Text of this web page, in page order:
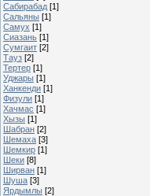
Сабирабад [1]
Сальяны [1]
Самух [1]
Сиазань [1]
Сумгаит [2]
Тауз [2]
Тертер [1]
Уджары [1]
Ханкенди [1]
Физули [1]
Хачмас [1]
Хызы [1]
Шабран [2]
Шемаха [3]
Шeмкир [1]
Шеки [8]
Ширван [1]
Шуша [3]
Ярдымлы [2]